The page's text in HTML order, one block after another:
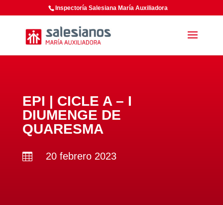
Inspectoría Salesiana María Auxiliadora
EPI | CICLE A – I
DIUMENGE DE
QUARESMA
 20 febrero 2023